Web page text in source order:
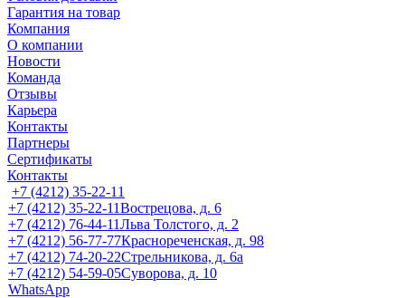
Гарантия на товар
Компания
О компании
Новости
Команда
Отзывы
Карьера
Контакты
Партнеры
Сертификаты
Контакты
+7 (4212) 35-22-11
+7 (4212) 35-22-11Вострецова, д. 6
+7 (4212) 76-44-11Льва Толстого, д. 2
+7 (4212) 56-77-77Краснореченская, д. 98
+7 (4212) 74-20-22Стрельникова, д. 6а
+7 (4212) 54-59-05Суворова, д. 10
WhatsApp